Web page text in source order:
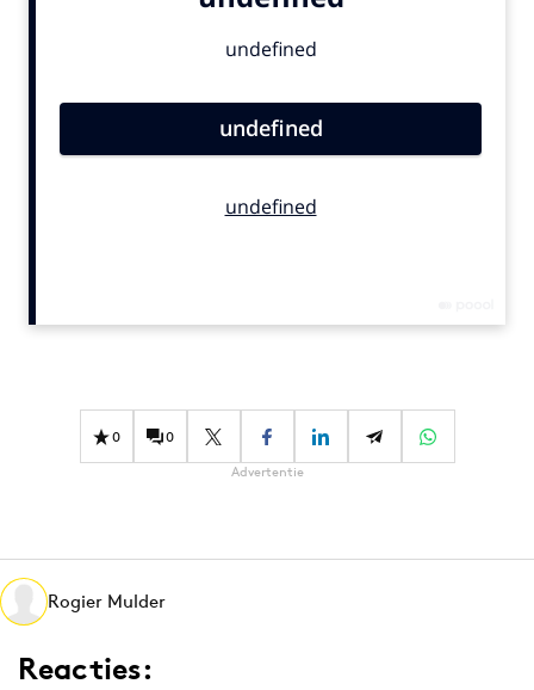
Gedragsverandering
Influencer marketing
Media
Merkstrategie
PR
Programmatic
0 0
Advertentie
Rogier Mulder
Reacties: